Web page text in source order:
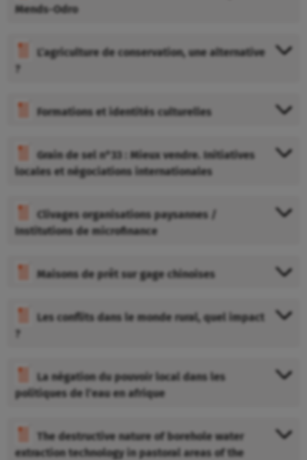
Mends-Odro
L’agriculture de conservation, une alternative
?
Formations et identités culturelles
Grain de sel n°33 : Mieux vendre. Initiatives
locales et négociations internationales
Clivages organisations paysannes /
Institutions de microfinance
Maisons de prêt sur gage chinoises
Les conflits dans le monde rural, quel impact
?
La négation du pouvoir local dans les
politiques de l’eau en afrique
The destructive nature of borehole water
extraction technology in pastoral areas of the